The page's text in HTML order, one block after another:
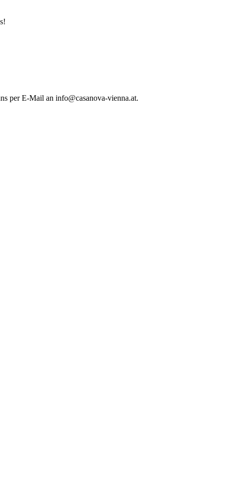
per E-Mail an info@casanova-vienna.at.